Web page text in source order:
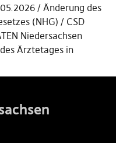
Änderung des
(NHG)
CSD
Niedersachsen
Ärztetages in